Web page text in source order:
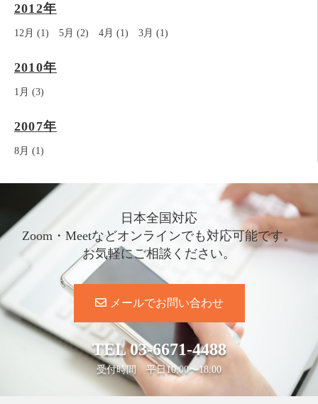
2012年
12月 (1) 5月 (2) 4月 (1) 3月 (1)
2010年
1月 (3)
2007年
8月 (1)
日本全国対応
Zoom・Meetなどオンラインでも対応可能です。
お気軽にご相談ください。
メールでお問い合わせ
TEL03-6671-4488
受付時間 平日10:00〜18:00